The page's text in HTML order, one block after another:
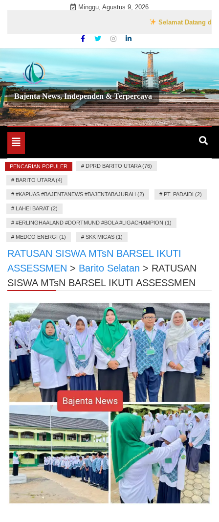
Minggu, Agustus 9, 2026
Selamat Datang di
Bajenta News, Independen & Terpercaya
Toggle
navigation
PENCARIAN POPULER # DPRD BARITO UTARA (76)
# BARITO UTARA (4)
# #KAPUAS #BAJENTANEWS #BAJENTABAJURAH (2) # PT. PADAIDI (2)
# LAHEI BARAT (2)
# #ERLINGHAALAND #DORTMUND #BOLA #LIGACHAMPION (1)
# MEDCO ENERGI (1) # SKK MIGAS (1)
RATUSAN SISWA MTsN BARSEL IKUTI
ASSESSMEN > Barito Selatan > RATUSAN
SISWA MTsN BARSEL IKUTI ASSESSMEN